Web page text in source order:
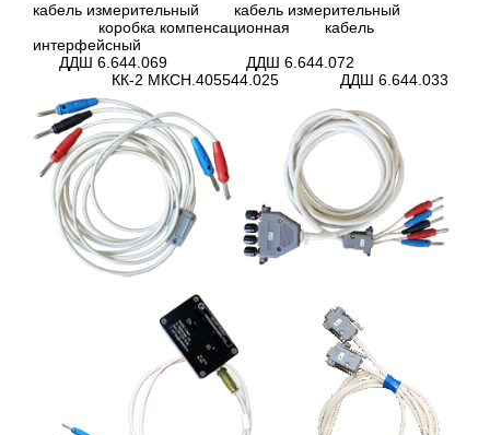
кабель измерительный кабель измерительный
коробка компенсационная кабель
интерфейсный
ДДШ 6.644.069 ДДШ 6.644.072
КК-2 МКСН.405544.025 ДДШ 6.644.033